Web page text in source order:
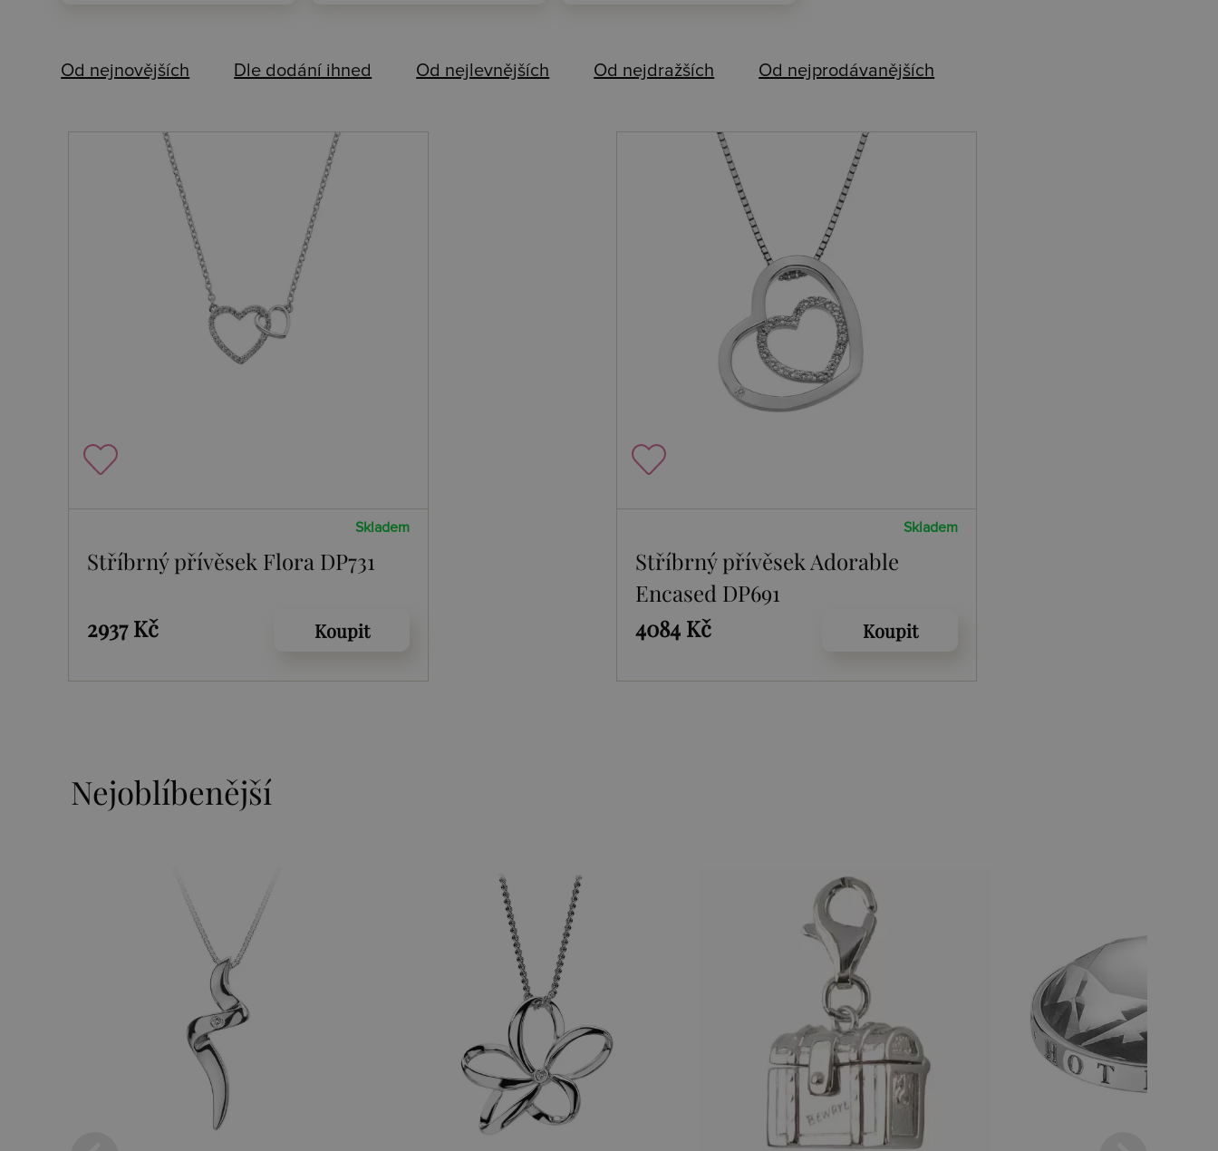
Od nejnovějších Dle dodání ihned Od nejlevnějších Od nejdražších Od nejprodávanějších
Skladem
Stříbrný přívěsek Flora DP731
2937 Kč Koupit
Skladem
Stříbrný přívěsek Adorable
Encased DP691
4084 Kč
Koupit
Nejoblíbenější